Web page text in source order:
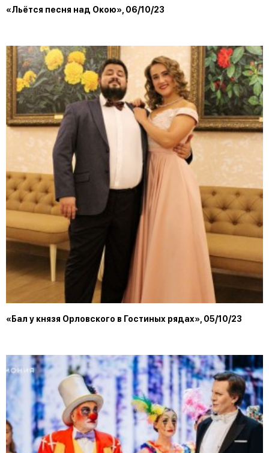
«Льётся песня над Окою», 06/10/23
«Бал у князя Орловского в Гостиных рядах», 05/10/23